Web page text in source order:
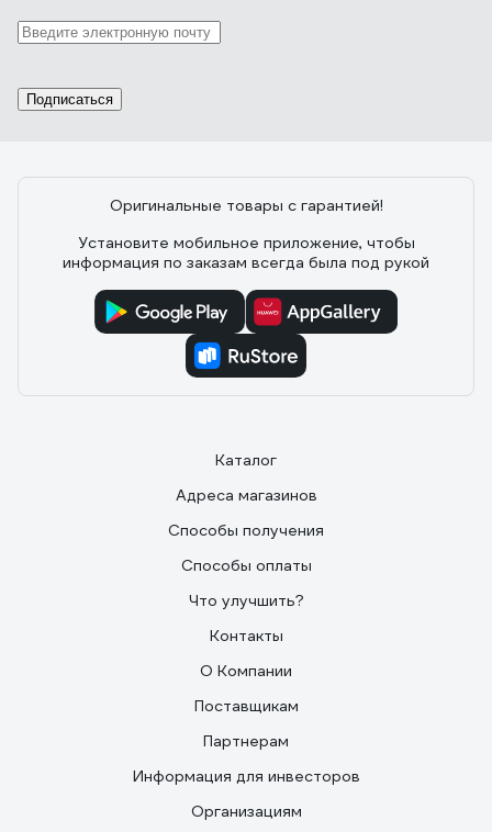
Подписаться
Оригинальные товары с гарантией!
Установите мобильное приложение, чтобы
информация по заказам всегда была под рукой
Каталог
Адреса магазинов
Способы получения
Способы оплаты
Что улучшить?
Контакты
О Компании
Поставщикам
Партнерам
Информация для инвесторов
Организациям